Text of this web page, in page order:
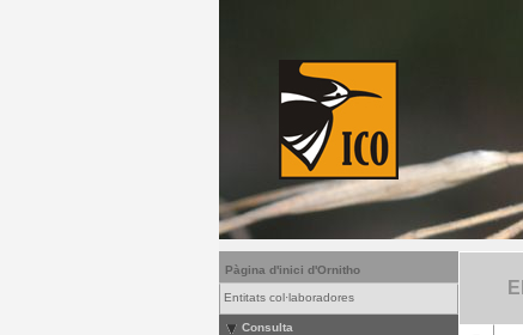
Pàgina d'inici d'Ornitho
Entitats col·laboradores
Consulta